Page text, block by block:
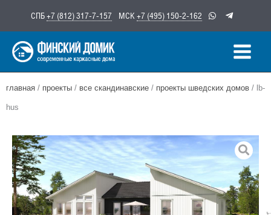
содержимому
СПБ+7 (812) 317-7-157 МСК +7 (495) 150-2-162
главная / проекты / все скандинавские / проекты шведских домов / lb-
hus